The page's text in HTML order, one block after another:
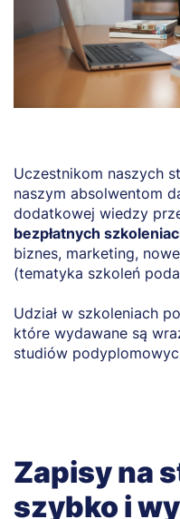
Uczestnikom naszych
naszym absolwentom
dodatkowej wiedzy
bezpłatnych
biznes, marketing,
(tematyka szkoleń
Udział w szkoleniach
które wydawane są
studiów
Zapisy na
szybko i